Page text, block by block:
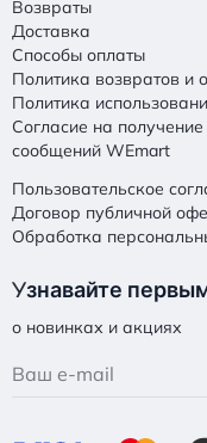
Возвраты
Доставка
Способы оплаты
Политика возвратов и
Политика
Согласие на
сообщений WEmart
Пользовательское
Договор публичной
Обработка
Узнавайте
о новинках и акциях